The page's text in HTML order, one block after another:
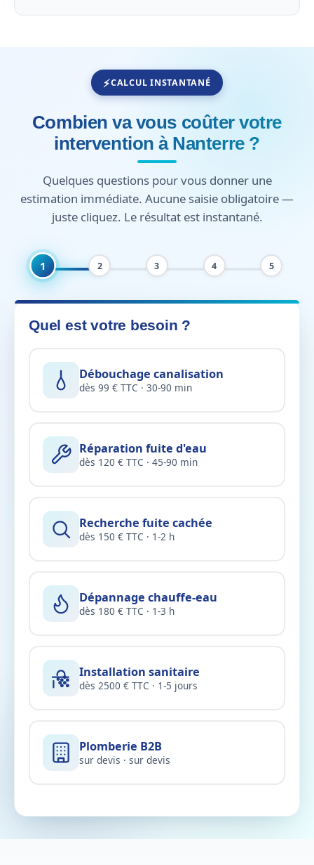
CALCUL INSTANTANÉ
Combien va vous coûter votre
intervention à Nanterre ?
Quelques questions pour vous donner une
estimation immédiate. Aucune saisie obligatoire —
juste cliquez. Le résultat est instantané.
1 2 3 4 5
Quel est votre besoin ?
Débouchage canalisation
dès 99 € TTC · 30-90 min
Réparation fuite d'eau
dès 120 € TTC · 45-90 min
Recherche fuite cachée
dès 150 € TTC · 1-2 h
Dépannage chauffe-eau
dès 180 € TTC · 1-3 h
Installation sanitaire
dès 2500 € TTC · 1-5 jours
Plomberie B2B
sur devis · sur devis